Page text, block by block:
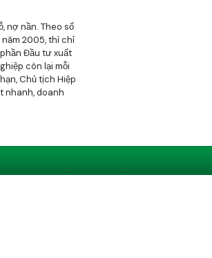
nợ nần. Theo số
2005, thì chỉ
Đầu tư xuất
còn lại mỗi
Chủ tịch Hiệp
nhanh, doanh